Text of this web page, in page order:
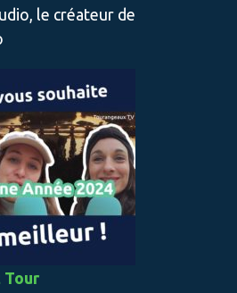
le créateur de
Tour